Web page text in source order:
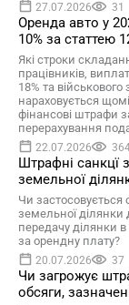
27.07.2026 31
Оренда авто у
10% за статтею
Які строки
працівників,
18% та
нараховується
фінансові штрафи
перерахування
22.07.2026
Штрафні санкцї
земельної
Чи
земельної ділянки
передачу ділянки
за орендну плату?
20.07.2026 37
Чи загрожує
обсяги,